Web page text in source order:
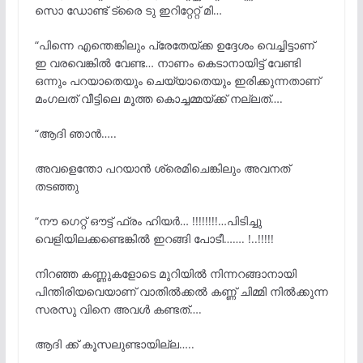
സൊ ഡോണ്ട് ട്രൈ ടു ഇറിറ്റേറ്റ് മി…
“പിന്നെ എന്തെങ്കിലും പ്രേതേയ്ക്ക ഉദ്ദേശം വെച്ചിട്ടാണ്
ഇ വരവെങ്കിൽ വേണ്ട… നാണം കെടാനായിട്ട് വേണ്ടി
ഒന്നും പറയാതെയും ചെയ്യാതെയും ഇരിക്കുന്നതാണ്
മംഗലത് വീട്ടിലെ മൂത്ത കൊച്ചമ്മയ്ക്ക് നല്ലത്….
“ആദി ഞാൻ…..
അവളെന്തോ പറയാൻ ശ്രെമിചെങ്കിലും അവനത്
തടഞ്ഞു
“നൗ ഗെറ്റ് ഔട്ട്‌ ഫ്രം ഹിയർ… !!!!!!!!…പിടിച്ചു
വെളിയിലക്കണ്ടെങ്കിൽ ഇറങ്ങി പോടീ……. !..!!!!!
നിറഞ്ഞ കണ്ണുകളോടെ മുറിയിൽ നിന്നറങ്ങാനായി
പിന്തിരിയവെയാണ് വാതിൽക്കൽ കണ്ണ് ചിമ്മി നിൽക്കുന്ന
സരസു വിനെ അവൾ കണ്ടത്….
ആദി ക്ക് കൂസലുണ്ടായില്ല…..